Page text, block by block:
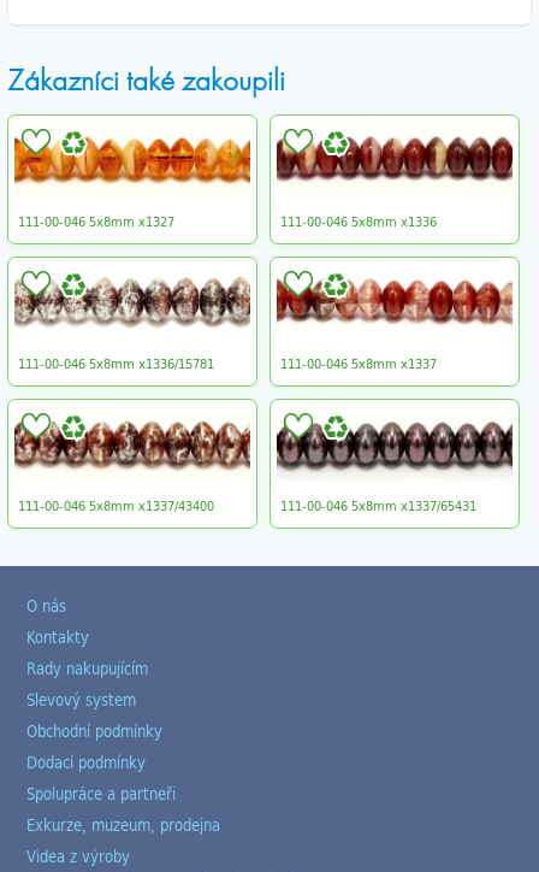
Zákazníci také zakoupili
111-00-046 5x8mm x1327 111-00-046 5x8mm x1336
111-00-046 5x8mm x1336/15781 111-00-046 5x8mm x1337
111-00-046 5x8mm x1337/43400 111-00-046 5x8mm x1337/65431
O nás
Kontakty
Rady nakupujícím
Slevový system
Obchodní podmínky
Dodací podmínky
Spolupráce a partneři
Exkurze, muzeum, prodejna
Videa z výroby